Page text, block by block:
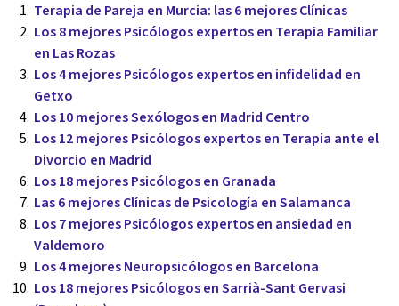
Terapia de Pareja en Murcia: las 6 mejores Clínicas
Los 8 mejores Psicólogos expertos en Terapia Familiar
en Las Rozas
Los 4 mejores Psicólogos expertos en infidelidad en
Getxo
Los 10 mejores Sexólogos en Madrid Centro
Los 12 mejores Psicólogos expertos en Terapia ante el
Divorcio en Madrid
Los 18 mejores Psicólogos en Granada
Las 6 mejores Clínicas de Psicología en Salamanca
Los 7 mejores Psicólogos expertos en ansiedad en
Valdemoro
Los 4 mejores Neuropsicólogos en Barcelona
Los 18 mejores Psicólogos en Sarrià-Sant Gervasi